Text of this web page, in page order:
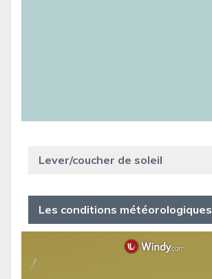
Lever/coucher de soleil
Les conditions météorologiques